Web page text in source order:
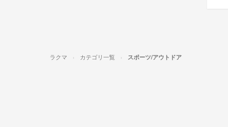
ラクマ カテゴリ一覧 スポーツ/アウトドア